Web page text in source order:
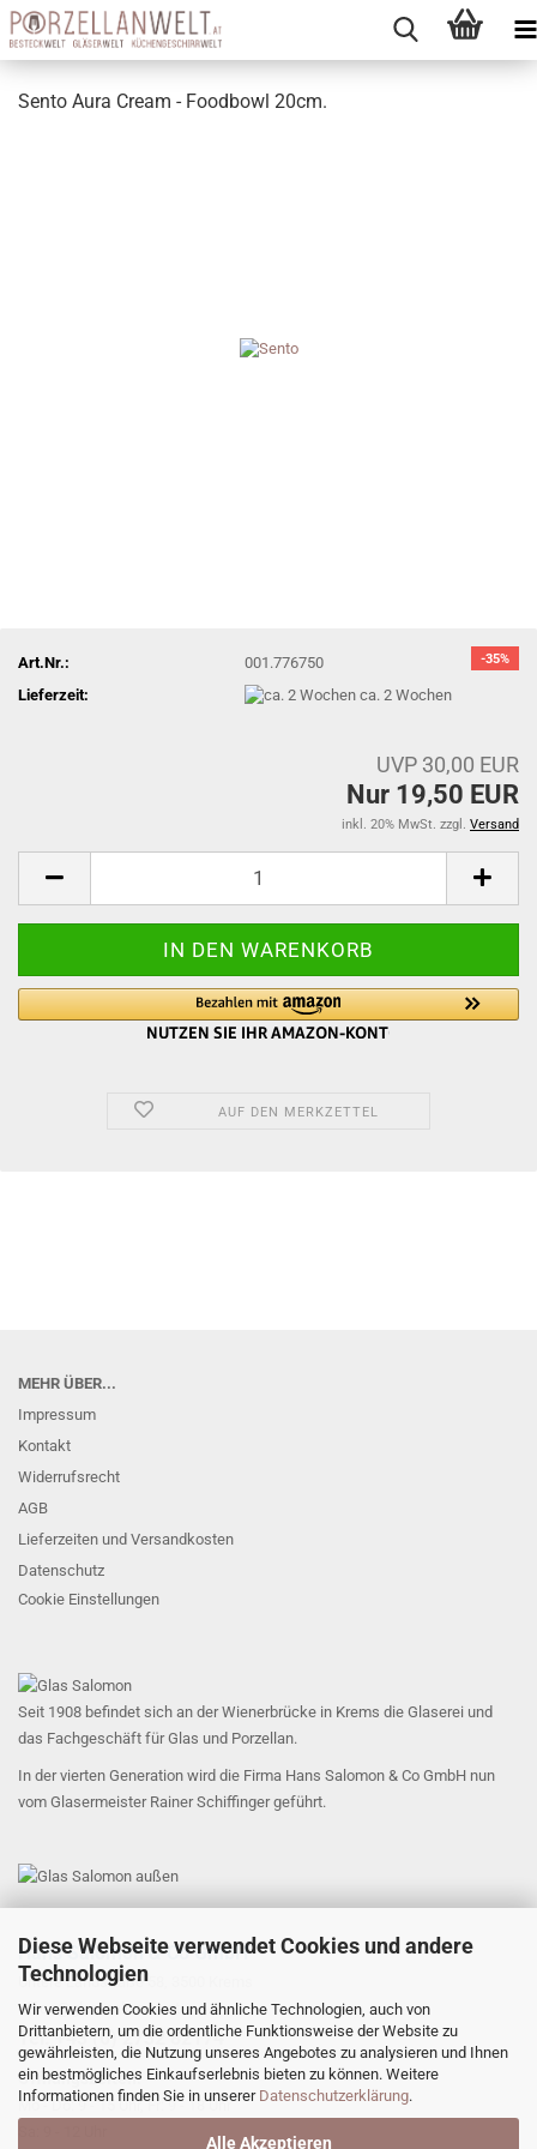
Diese Webseite verwendet Cookies und andere
Technologien
Wir verwenden Cookies und ähnliche Technologien, auch von
Drittanbietern, um die ordentliche Funktionsweise der Website zu
gewährleisten, die Nutzung unseres Angebotes zu analysieren und Ihnen
ein bestmögliches Einkaufserlebnis bieten zu können. Weitere
Informationen finden Sie in unserer Datenschutzerklärung.
Alle Akzeptieren
Sento Aura Cream - Foodbowl 20cm.
-35%
Art.Nr.:
001.776750
Lieferzeit:
ca. 2 Wochen
UVP 30,00 EUR
Nur 19,50 EUR
inkl. 20% MwSt. zzgl. Versand
AUF DEN MERKZETTEL
MEHR ÜBER...
Impressum
Kontakt
Widerrufsrecht
AGB
Lieferzeiten und Versandkosten
Datenschutz
Cookie Einstellungen
Seit 1908 befindet sich an der Wienerbrücke in Krems die Glaserei und
das Fachgeschäft für Glas und Porzellan.
In der vierten Generation wird die Firma Hans Salomon & Co GmbH nun
vom Glasermeister Rainer Schiffinger geführt.
Hans Salomon & Co GmbH
Untere Landstraße 58, 3500 Krems
office@glas-salomon.at
​Tel: +43 (0) 2732 82174
Öffnungszeiten:
Mo - Do: 9 - 15 Uhr, Fr: 9 - 18 Uhr